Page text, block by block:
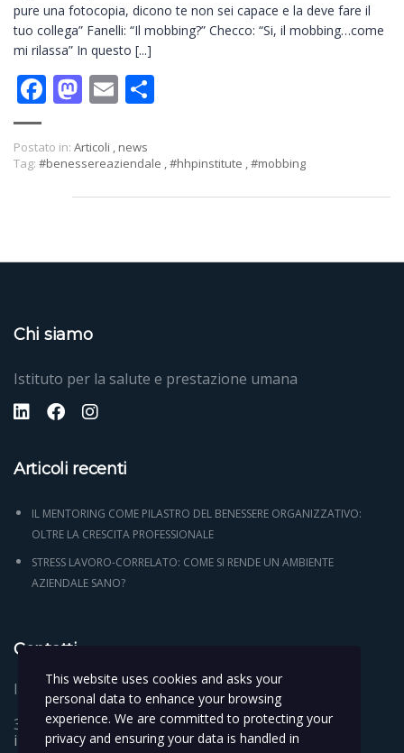
pure una fotocopia, dicono te non sei capace e la deve fare il
tuo collega” Fanelli: “Il mobbing?” Checco: “Si, il mobbing…come
mi rilassa” In questo [...]
Facebook
Mastodon
Email
Postato in: Articoli
news
Tag: #benessereaziendale #hhpinstitute #mobbing
Chi siamo
Istituto per la salute e prestazione umana
Articoli recenti
IL MENTORING COME PILASTRO DEL BENESSERE ORGANIZZATIVO:
OLTRE LA CRESCITA PROFESSIONALE
STRESS LAVORO-CORRELATO: COME SI RENDE UN AMBIENTE
AZIENDALE SANO?
Contatti
Italy Via Alsazia 3 Padova 35014
346 121 4235
info@hhp.institute
This website uses cookies and asks your
personal data to enhance your browsing
experience. We are committed to protecting your
privacy and ensuring your data is handled in